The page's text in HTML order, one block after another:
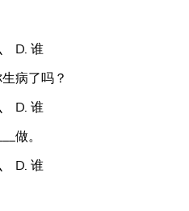
D. 谁
病了吗？
D. 谁
做。
D. 谁